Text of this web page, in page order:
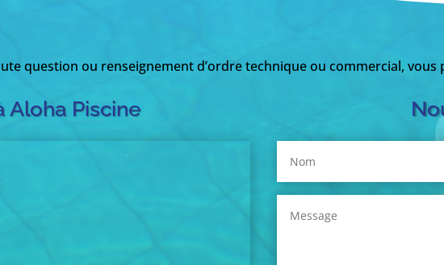
question ou renseignement d’ordre technique ou commercial, vous
Aloha Piscine